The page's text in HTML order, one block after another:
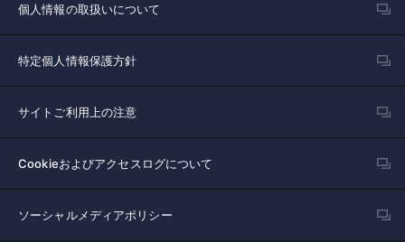
個人情報の取扱いについて
特定個人情報保護方針
サイトご利用上の注意
Cookieおよびアクセスログについて
ソーシャルメディアポリシー